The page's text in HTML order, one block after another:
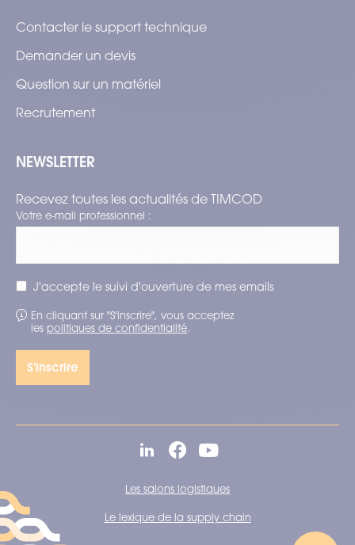
Contacter le support technique
Demander un devis
Question sur un matériel
Recrutement
NEWSLETTER
Recevez toutes les actualités de TIMCOD
Votre e-mail professionnel :
J'accepte le suivi d'ouverture de mes emails
En cliquant sur "S'inscrire", vous acceptez
les politiques de confidentialité.
Les salons logistiques
Le lexique de la supply chain